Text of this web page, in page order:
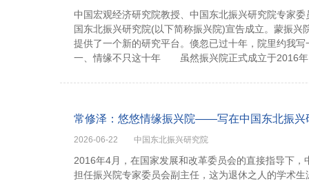
中国宏观经济研究院教授、中国东北振兴研究院专
国东北振兴研究院(以下简称振兴院)宣告成立。蒙振
提供了一个新的研究平台。倏忽已过十年，院里约我
一、情缘不只这十年 虽然振兴院正式成立于2016年
常修泽：悠悠情缘振兴院——写在中国东北振兴
2026-06-22 中国东北振兴研究院
2016年4月，在国家发展和改革委员会的直接指导下
担任振兴院专家委员会副主任，这为退休之人的学术